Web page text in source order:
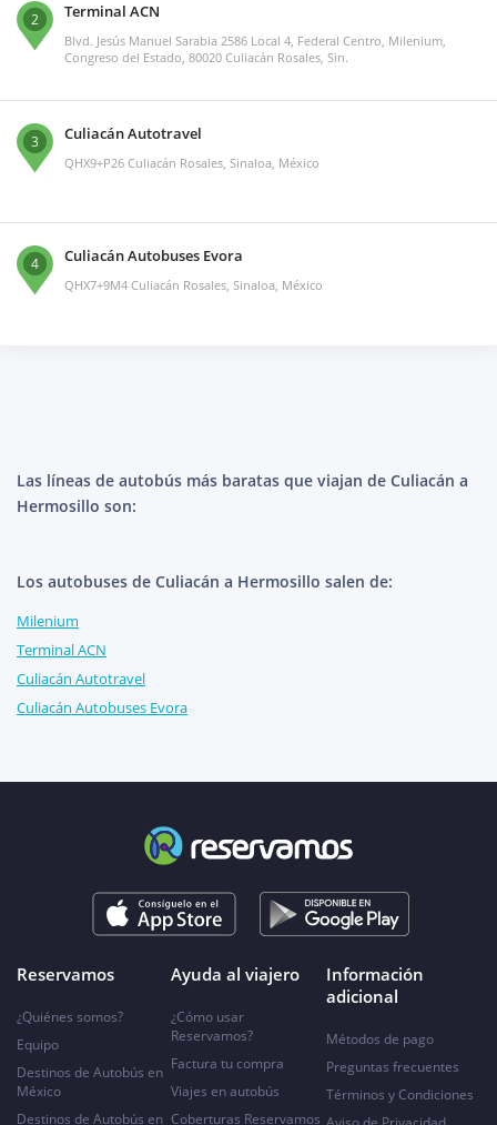
2 Terminal ACN
Blvd. Jesús Manuel Sarabia 2586 Local 4, Federal Centro, Milenium,
Congreso del Estado, 80020 Culiacán Rosales, Sin.
3 Culiacán Autotravel
QHX9+P26 Culiacán Rosales, Sinaloa, México
4 Culiacán Autobuses Evora
QHX7+9M4 Culiacán Rosales, Sinaloa, México
Las líneas de autobús más baratas que viajan de Culiacán a
Hermosillo son:
Los autobuses de Culiacán a Hermosillo salen de:
Milenium
Terminal ACN
Culiacán Autotravel
Culiacán Autobuses Evora
Reservamos
¿Quiénes somos?
Equipo
Destinos de Autobús en
México
Destinos de Autobús en
Ayuda al viajero
¿Cómo usar
Reservamos?
Factura tu compra
Viajes en autobús
Coberturas Reservamos
Información
adicional
Métodos de pago
Preguntas frecuentes
Términos y Condiciones